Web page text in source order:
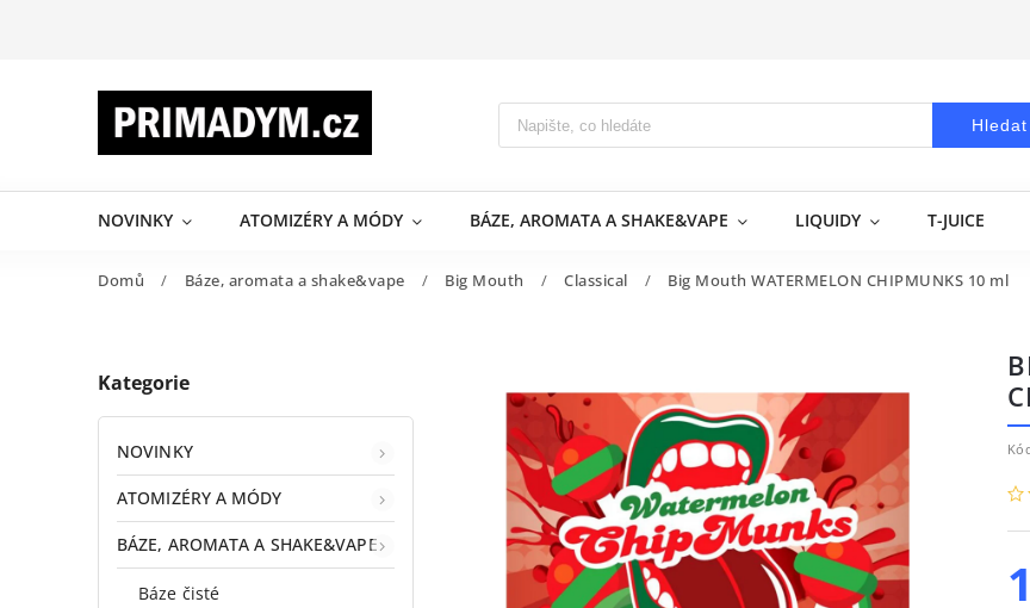
Hledat
NOVINKY ATOMIZÉRY A MÓDY BÁZE, AROMATA A SHAKE&VAPE LIQUIDY T-JUICE
Domů / Báze, aromata a shake&vape / Big Mouth / Classical / Big Mouth WATERMELON CHIPMUNKS 10 ml
Kategorie
NOVINKY
ATOMIZÉRY A MÓDY
BÁZE, AROMATA A SHAKE&VAPE
Báze čisté